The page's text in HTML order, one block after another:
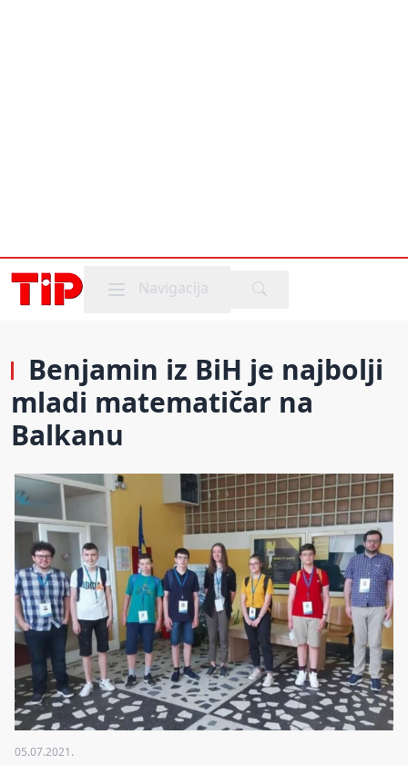
Mobile menu
Navigacija
Benjamin iz BiH je najbolji
mladi matematičar na
Balkanu
05.07.2021.